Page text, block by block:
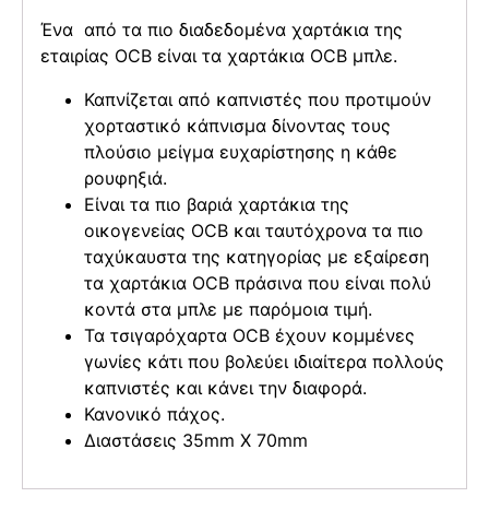
Ένα από τα πιο διαδεδομένα χαρτάκια της
εταιρίας OCB είναι τα χαρτάκια OCB μπλε.
Καπνίζεται από καπνιστές που προτιμούν
χορταστικό κάπνισμα δίνοντας τους
πλούσιο μείγμα ευχαρίστησης η κάθε
ρουφηξιά.
Είναι τα πιο βαριά χαρτάκια της
οικογενείας OCB και ταυτόχρονα τα πιο
ταχύκαυστα της κατηγορίας με εξαίρεση
τα χαρτάκια OCB πράσινα που είναι πολύ
κοντά στα μπλε με παρόμοια τιμή.
Τα τσιγαρόχαρτα OCB έχουν κομμένες
γωνίες κάτι που βολεύει ιδιαίτερα πολλούς
καπνιστές και κάνει την διαφορά.
Κανονικό πάχος.
Διαστάσεις 35mm X 70mm